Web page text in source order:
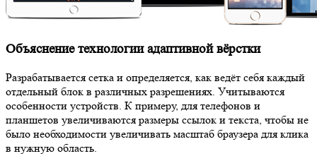
Объяснение технологии адаптивной вёрстки
Разрабатывается сетка и определяется, как ведёт себя каждый
отдельный блок в различных разрешениях. Учитываются
особенности устройств. К примеру, для телефонов и
планшетов увеличиваются размеры ссылок и текста, чтобы не
было необходимости увеличивать масштаб браузера для клика
в нужную область.